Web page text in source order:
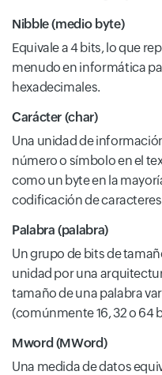
Nibble (medio byte)
Equivale a 4 bits, lo que
menudo en informática
hexadecimales.
Carácter (char)
Una unidad de
número o símbolo en el
como un byte en la
codificación de
Palabra (palabra)
Un grupo de bits de
unidad por una
tamaño de una palabra
(comúnmente 16, 32 o 64
Mword (MWord)
Una medida de datos